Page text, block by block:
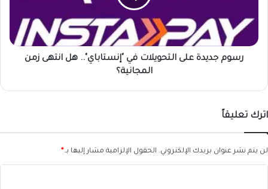
هل
انتهى
زمن
المجانية؟رسوم جديدة على التحويلات في "إنستاباي".. هل انتهى زمن
المجانية؟
اترك تعليقاً
لن يتم نشر عنوان بريدك الإلكتروني. الحقول الإلزامية مشار إليها بـ*